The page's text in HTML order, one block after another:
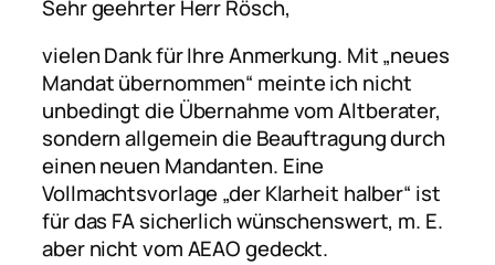
Sehr geehrter Herr Rösch,
vielen Dank für Ihre Anmerkung. Mit „neues
Mandat übernommen“ meinte ich nicht
unbedingt die Übernahme vom Altberater,
sondern allgemein die Beauftragung durch
einen neuen Mandanten. Eine
Vollmachtsvorlage „der Klarheit halber“ ist
für das FA sicherlich wünschenswert, m. E.
aber nicht vom AEAO gedeckt.